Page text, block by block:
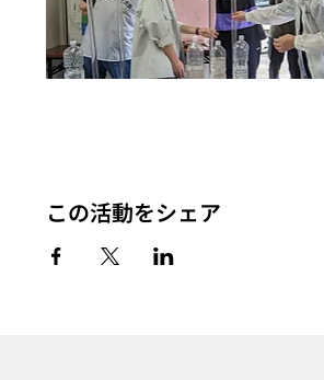
この活動をシェア